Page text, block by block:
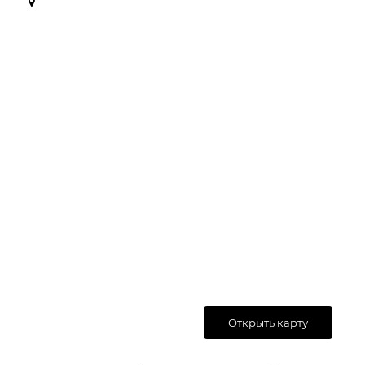
Открыть карту